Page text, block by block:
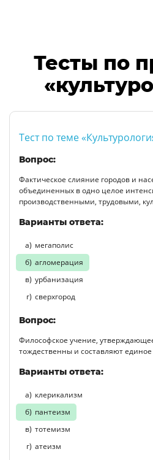
Тесты по
Тест по теме
Вопрос:
Фактическое слияние городов и
объединенных в одно целое
производственными, трудовыми,
Варианты ответа:
мегаполис
агломерация
урбанизация
сверхгород
Вопрос:
Философское учение,
тождественны и составляют
Варианты ответа:
клерикализм
пантеизм
тотемизм
атеизм